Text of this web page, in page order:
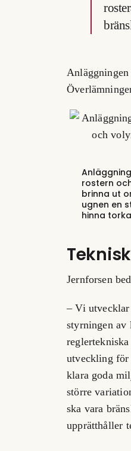
rostern
brinna ut
ugnen en
hinna
Jernforsen
– Vi utvecklar
styrningen
utveckling för
klara goda
större
ska vara
upprätthåller